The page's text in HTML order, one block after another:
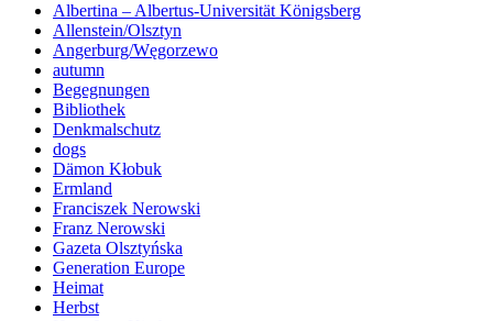
Albertina – Albertus-Universität Königsberg
Allenstein/Olsztyn
Angerburg/Węgorzewo
autumn
Begegnungen
Bibliothek
Denkmalschutz
dogs
Dämon Kłobuk
Ermland
Franciszek Nerowski
Franz Nerowski
Gazeta Olsztyńska
Generation Europe
Heimat
Herbst